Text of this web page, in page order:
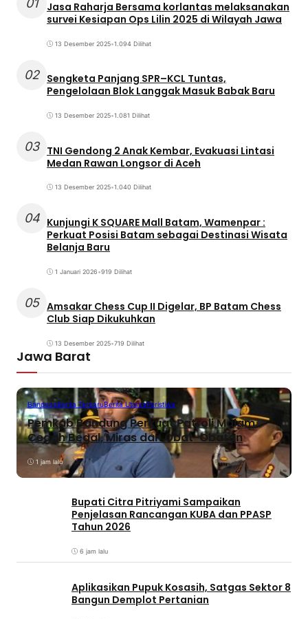
Jasa Raharja Bersama korlantas melaksanakan
survei Kesiapan Ops Lilin 2025 di Wilayah Jawa
13 Desember 2025•1.094 Dilihat
02 Sengketa Panjang SPR–KCL Tuntas,
Pengelolaan Blok Langgak Masuk Babak Baru
13 Desember 2025•1.081 Dilihat
03 TNI Gendong 2 Anak Kembar, Evakuasi Lintasi
Medan Rawan Longsor di Aceh
13 Desember 2025•1.040 Dilihat
04 Kunjungi K SQUARE Mall Batam, Wamenpar :
Perkuat Posisi Batam sebagai Destinasi Wisata
Belanja Baru
1 Januari 2026•919 Dilihat
05 Amsakar Chess Cup II Digelar, BP Batam Chess
Club Siap Dikukuhkan
13 Desember 2025•719 Dilihat
Jawa Barat
BandungBerita TerbaruBerita UtamaPeristiwa
Pemkab Bandung Perkuat Patroli Malam,
Cegah Begal, Miras dan Obat-Obatan
1 jam lalu
Bupati Citra Pitriyami Sampaikan
Penjelasan Rancangan KUBA dan PPASP
Tahun 2026
6 jam lalu
Aplikasikan Pupuk Kosasih, Satgas Sektor 8
Bangun Demplot Pertanian